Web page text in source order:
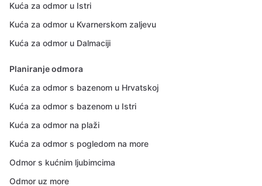
Kuća za odmor u Istri
Kuća za odmor u Kvarnerskom zaljevu
Kuća za odmor u Dalmaciji
Planiranje odmora
Kuća za odmor s bazenom u Hrvatskoj
Kuća za odmor s bazenom u Istri
Kuća za odmor na plaži
Kuća za odmor s pogledom na more
Odmor s kućnim ljubimcima
Odmor uz more